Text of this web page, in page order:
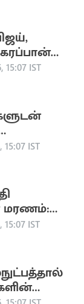
கரப்பான்
போராட
15:07 IST
அனில்
15:07 IST
மரணம்:
15:07 IST